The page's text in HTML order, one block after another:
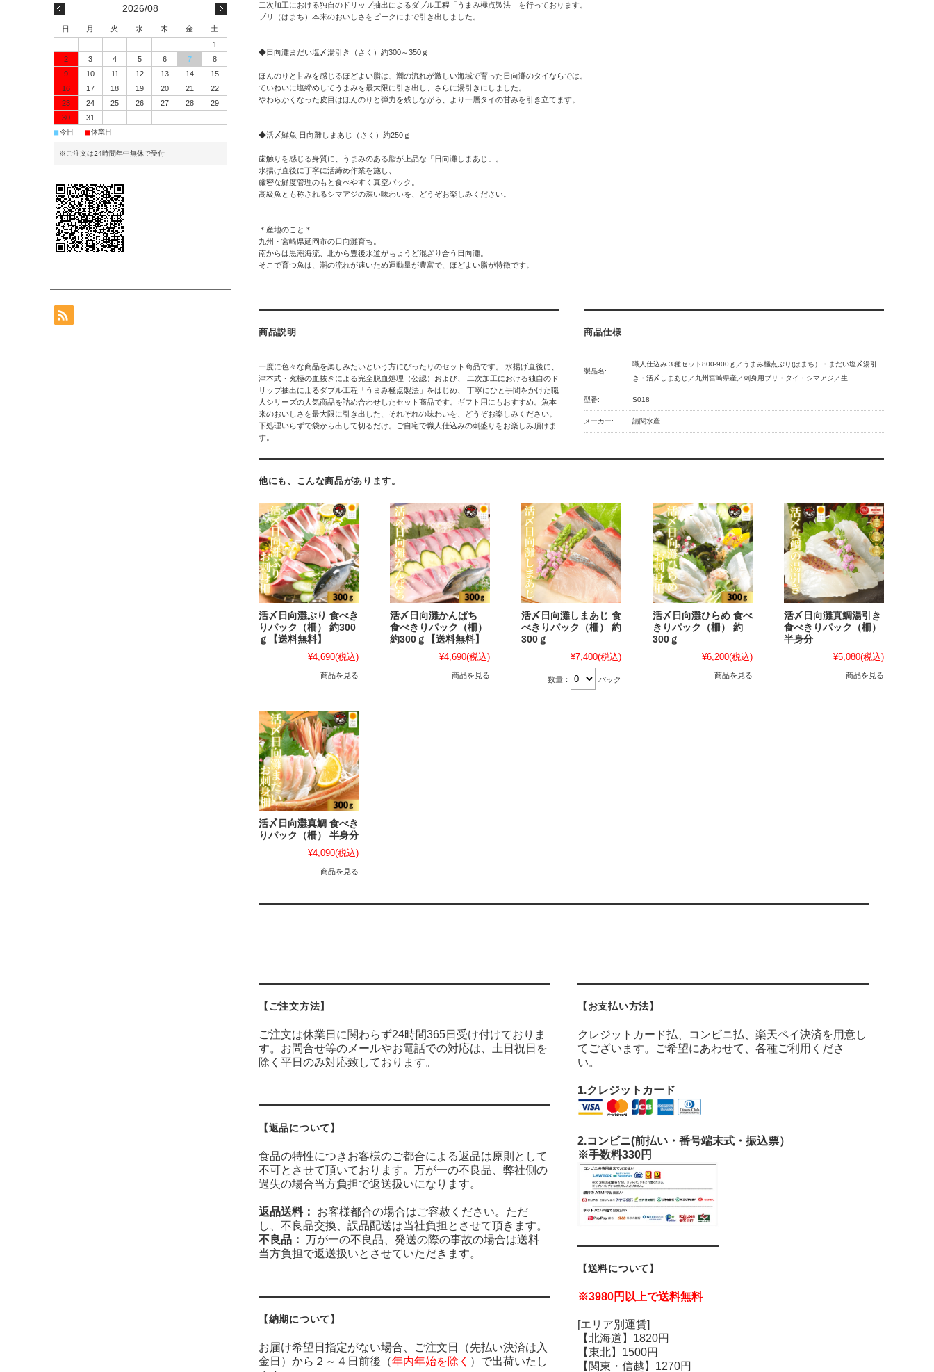
二次加工における独自のドリップ抽出によるダブル工程「うまみ極点製法」を行っております。
ブリ（はまち）本来のおいしさをピークにまで引き出しました。
◆日向灘まだい塩〆湯引き（さく）約300～350ｇ
ほんのりと甘みを感じるほどよい脂は、潮の流れが激しい海域で育った日向灘のタイならでは。
ていねいに塩締めしてうまみを最大限に引き出し、さらに湯引きにしました。
やわらかくなった皮目はほんのりと弾力を残しながら、より一層タイの甘みを引き立てます。
◆活〆鮮魚 日向灘しまあじ（さく）約250ｇ
歯触りを感じる身質に、うまみのある脂が上品な「日向灘しまあじ」。
水揚げ直後に丁寧に活締め作業を施し、
厳密な鮮度管理のもと食べやすく真空パック。
高級魚とも称されるシマアジの深い味わいを、どうぞお楽しみください。
＊産地のこと＊
九州・宮崎県延岡市の日向灘育ち。
南からは黒潮海流、北から豊後水道がちょうど混ざり合う日向灘。
そこで育つ魚は、潮の流れが速いため運動量が豊富で、ほどよい脂が特徴です。
商品説明
一度に色々な商品を楽しみたいという方にぴったりのセット商品です。 水揚げ直後に、
津本式・究極の血抜きによる完全脱血処理（公認）および、 二次加工における独自のド
リップ抽出によるダブル工程「うまみ極点製法」をはじめ、 丁寧にひと手間をかけた職
人シリーズの人気商品を詰め合わせしたセット商品です。ギフト用にもおすすめ。魚本
来のおいしさを最大限に引き出した、それぞれの味わいを、どうぞお楽しみください。
下処理いらずで袋から出して切るだけ。ご自宅で職人仕込みの刺盛りをお楽しみ頂けま
す。
商品仕様
製品名:
職人仕込み３種セット800-900ｇ／うまみ極点ぶり(はまち）・まだい塩〆湯引
き・活〆しまあじ／九州宮崎県産／刺身用ブリ・タイ・シマアジ／生
型番: S018
メーカー: 請関水産
他にも、こんな商品があります。
活〆日向灘ぶり 食べき
りパック（柵） 約300
ｇ【送料無料】
¥4,690(税込)
商品を見る
活〆日向灘かんぱち
食べきりパック（柵）
約300ｇ【送料無料】
¥4,690(税込)
商品を見る
活〆日向灘しまあじ 食
べきりパック（柵） 約
300ｇ
¥7,400(税込)
数量： パック
活〆日向灘ひらめ 食べ
きりパック（柵） 約
300ｇ
¥6,200(税込)
商品を見る
活〆日向灘真鯛湯引き
食べきりパック（柵）
半身分
¥5,080(税込)
商品を見る
活〆日向灘真鯛 食べき
りパック（柵） 半身分
¥4,090(税込)
商品を見る
【ご注文方法】
ご注文は休業日に関わらず24時間365日受け付けておりま
す。お問合せ等のメールやお電話での対応は、土日祝日を
除く平日のみ対応致しております。
【返品について】
食品の特性につきお客様のご都合による返品は原則として
不可とさせて頂いております。万が一の不良品、弊社側の
過失の場合当方負担で返送扱いになります。
返品送料： お客様都合の場合はご容赦ください。ただ
し、不良品交換、誤品配送は当社負担とさせて頂きます。
不良品： 万が一の不良品、発送の際の事故の場合は送料
当方負担で返送扱いとさせていただきます。
【納期について】
お届け希望日指定がない場合、ご注文日（先払い決済は入
金日）から２～４日前後（年内年始を除く ）で出荷いたし
【お支払い方法】
クレジットカード払、コンビニ払、楽天ペイ決済を用意し
てございます。ご希望にあわせて、各種ご利用くださ
い。
1.クレジットカード
2.コンビニ(前払い・番号端末式・振込票）
※手数料330円
【送料について】
※3980円以上で送料無料
[エリア別運賃]
【北海道】1820円
【東北】1500円
【関東・信越】1270円
2026/08
日 月 火 水 木 金
土
1
2
3 4 5 6 7
8
9
10 11 12 13 14
15
16
17 18 19 20 21
22
23
24 25 26 27 28
29
30
31
■今日 ■休業日
※ご注文は24時間年中無休で受付